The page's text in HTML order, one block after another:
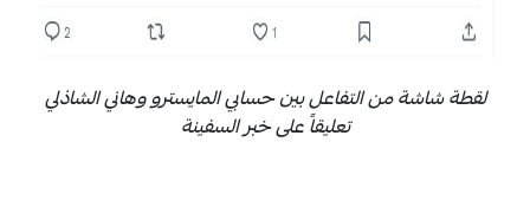
لقطة شاشة من التفاعل بين حسابي المايسترو وهاني الشاذلي
تعليقاً على خبر السفينة